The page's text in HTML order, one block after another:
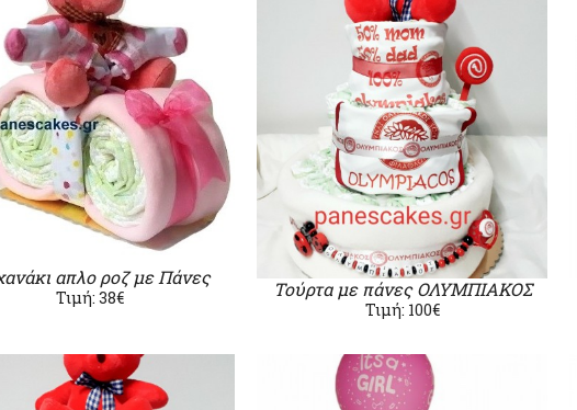
απλο ροζ με Πάνες
Τιμή: 38€ Τούρτα με πάνες ΟΛΥΜΠΙΑΚΟΣ
Τιμή: 100€